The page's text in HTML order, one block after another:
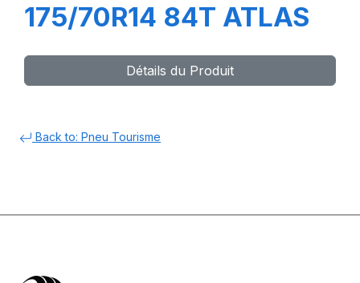
175/70R14 84T ATLAS
Détails du Produit
Back to: Pneu Tourisme